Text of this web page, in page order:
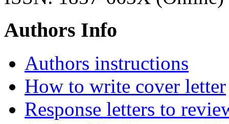
Authors Info
Authors instructions
How to write cover letter
Response letters to